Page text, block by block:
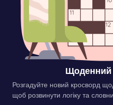
Щоденний
Розгадуйте новий кросворд
щоб розвинути логіку та